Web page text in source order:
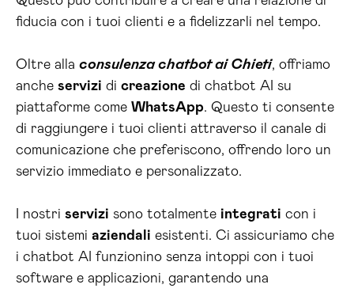
fiducia con i tuoi clienti e a fidelizzarli nel tempo.
Oltre alla consulenza chatbot ai Chieti, offriamo
anche servizi di creazione di chatbot AI su
piattaforme come WhatsApp. Questo ti consente
di raggiungere i tuoi clienti attraverso il canale di
comunicazione che preferiscono, offrendo loro un
servizio immediato e personalizzato.
I nostri servizi sono totalmente integrati con i
tuoi sistemi aziendali esistenti. Ci assicuriamo che
i chatbot AI funzionino senza intoppi con i tuoi
software e applicazioni, garantendo una